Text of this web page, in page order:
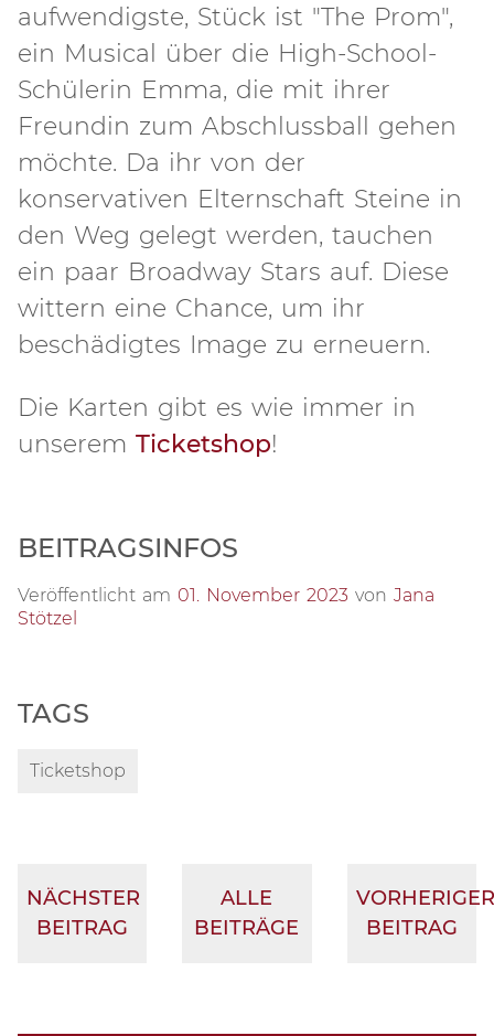
aufwendigste, Stück ist "The Prom",
ein Musical über die High-School-
Schülerin Emma, die mit ihrer
Freundin zum Abschlussball gehen
möchte. Da ihr von der
konservativen Elternschaft Steine in
den Weg gelegt werden, tauchen
ein paar Broadway Stars auf. Diese
wittern eine Chance, um ihr
beschädigtes Image zu erneuern.
Die Karten gibt es wie immer in
unserem Ticketshop!
BEITRAGSINFOS
Veröffentlicht am 01. November 2023 von Jana
Stötzel
TAGS
Ticketshop
NÄCHSTER
BEITRAG
ALLE
BEITRÄGE
VORHERIGER
BEITRAG